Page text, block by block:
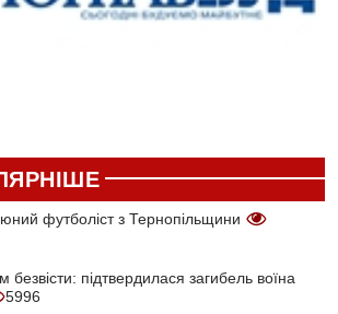
юний футболіст з Тернопільщини
безвісти: підтвердилася загибель воїна
5996